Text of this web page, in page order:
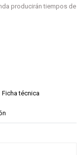
producirán tiempos de
Ficha técnica